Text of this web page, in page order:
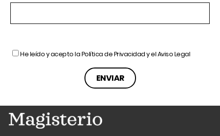
He leído y acepto laPolítica de Privacidady elAviso Legal